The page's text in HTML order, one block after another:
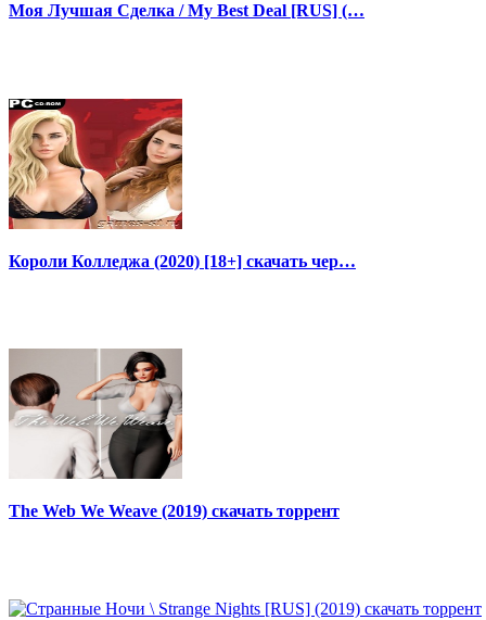
Моя Лучшая Сделка / My Best Deal [RUS] (…
Короли Колледжа (2020) [18+] скачать чер…
The Web We Weave (2019) скачать торрент